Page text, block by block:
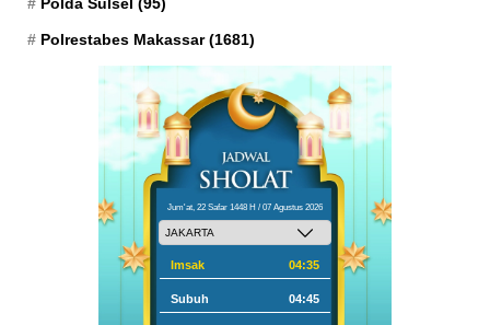
Polrestabes Makassar(1681)
Jum'at, 22 Safar 1448 H / 07 Agustus 2026
Imsak 04:35
Subuh 04:45